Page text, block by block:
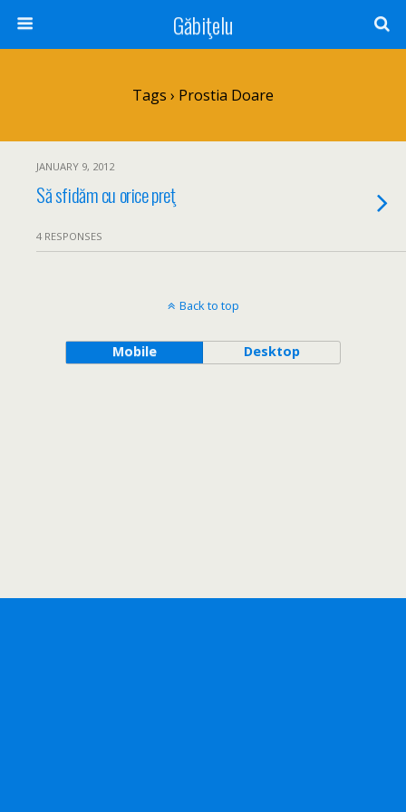
Găbiţelu
Tags › Prostia Doare
JANUARY 9, 2012
Să sfidăm cu orice preţ
4 RESPONSES
Back to top
Mobile Desktop